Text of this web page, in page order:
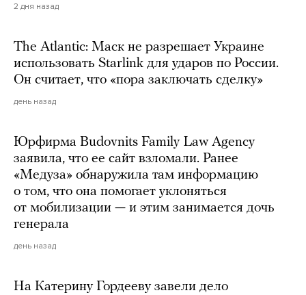
2 дня назад
The Atlantic: Маск не разрешает Украине
использовать Starlink для ударов по России.
Он считает, что «пора заключать сделку»
день назад
Юрфирма Budovnits Family Law Agency
заявила, что ее сайт взломали. Ранее
«Медуза» обнаружила там информацию
о том, что она помогает уклоняться
от мобилизации — и этим занимается дочь
генерала
день назад
На Катерину Гордееву завели дело